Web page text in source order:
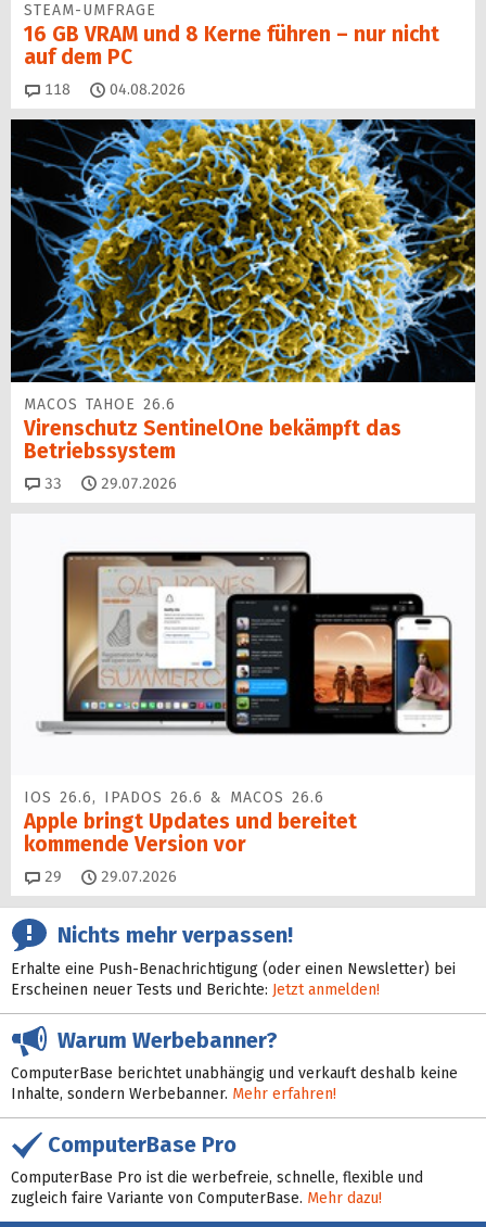
STEAM-UMFRAGE
16 GB VRAM und 8 Kerne führen – nur nicht
auf dem PC
118 Kommentare
04.08.2026
MACOS TAHOE 26.6
Virenschutz SentinelOne be­kämpft das
Betriebssystem
33 Kommentare
29.07.2026
IOS 26.6, IPADOS 26.6 & MACOS 26.6
Apple bringt Updates und bereitet
kommende Version vor
29 Kommentare
29.07.2026
Nichts mehr verpassen!
Erhalte eine Push-Benachrichtigung (oder einen Newsletter) bei
Erscheinen neuer Tests und Berichte: Jetzt anmelden!
Warum Werbebanner?
ComputerBase berichtet unabhängig und verkauft deshalb keine
Inhalte, sondern Werbebanner. Mehr erfahren!
ComputerBase Pro
ComputerBase Pro ist die werbefreie, schnelle, flexible und
zugleich faire Variante von ComputerBase. Mehr dazu!